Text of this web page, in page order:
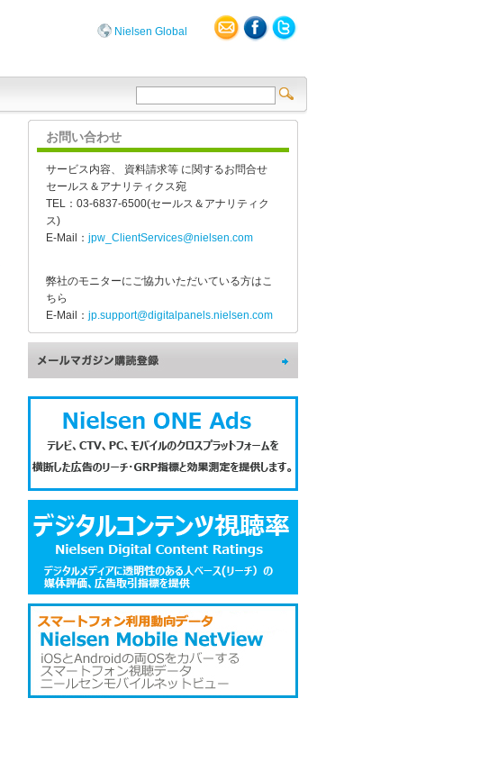
Nielsen Global
お問い合わせ
サービス内容、 資料請求等 に関するお問合せ
セールス＆アナリティクス宛
TEL：03-6837-6500(セールス＆アナリティク
ス)
E-Mail： jpw_ClientServices@nielsen.com
弊社のモニターにご協力いただいている方はこ
ちら
E-Mail： jp.support@digitalpanels.nielsen.com